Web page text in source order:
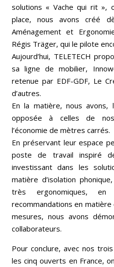
solutions « Vache qui rit »,
place, nous avons créé
Aménagement et
Régis Träger, qui le pilote
Aujourd’hui, TELETECH
sa ligne de mobilier,
retenue par EDF-GDF, Le
d’autres.
En la matière, nous avons,
opposée à celles de
l’économie de mètres carrés.
En préservant leur espace
poste de travail inspiré
investissant dans les
matière d’isolation
très ergonomiques,
recommandations en matière
mesures, nous avons
collaborateurs.
Pour conclure, avec nos
les cinq ouverts en France,